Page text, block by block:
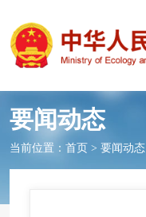
要闻动态
当前位置： 首页 > 要闻动态